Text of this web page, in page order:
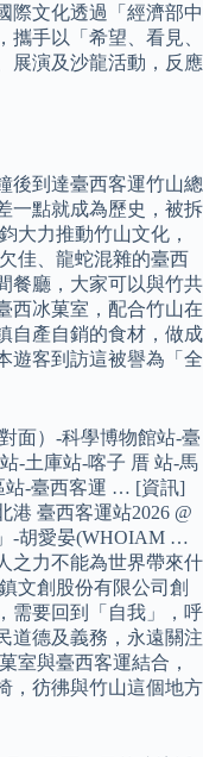
際文化透過「經濟部中
手以「希望、看見、
展演及沙龍活動，反應
後到達臺西客運竹山總
一點就成為歷史，被拆
大力推動竹山文化，
佳、龍蛇混雜的臺西
餐廳，大家可以與竹共
西冰菓室，配合竹山在
自產自銷的食材，做成
遊客到訪這被譽為「全
面）-科學博物館站-臺
-土庫站-喀子 厝 站-馬
站-臺西客運 … [資訊]
臺西客運站2026 @
-胡愛晏(WHOIAM …
之力不能為世界帶來什
文創股份有限公司創
需要回到「自我」，呼
道德及義務，永遠關注
室與臺西客運結合，
，彷彿與竹山這個地方